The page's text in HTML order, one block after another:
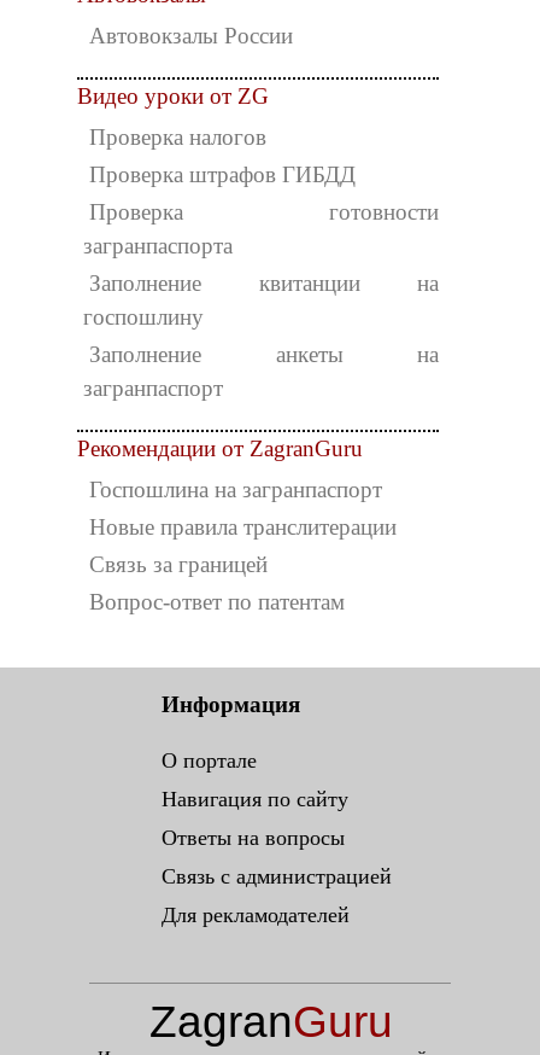
Автовокзалы России
Видео уроки от ZG
Проверка налогов
Проверка штрафов ГИБДД
Проверка готовности
загранпаспорта
Заполнение квитанции на
госпошлину
Заполнение анкеты на
загранпаспорт
Рекомендации от ZagranGuru
Госпошлина на загранпаспорт
Новые правила транслитерации
Связь за границей
Вопрос-ответ по патентам
Информация
О портале
Навигация по сайту
Ответы на вопросы
Связь с администрацией
Для рекламодателей
ZagranGuru